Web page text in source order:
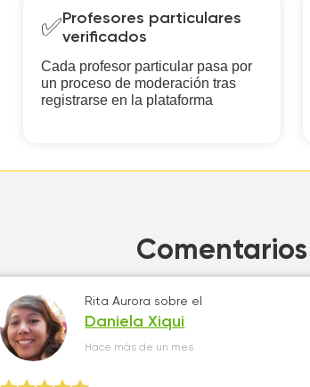
✅ Profesores particulares
verificados
Cada profesor particular pasa por
un proceso de moderación tras
registrarse en la plataforma
Rita Aurora sobre el
Daniela Xiqui
Hace más de un mes